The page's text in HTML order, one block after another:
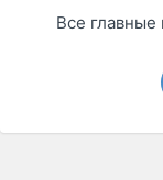
Все главные